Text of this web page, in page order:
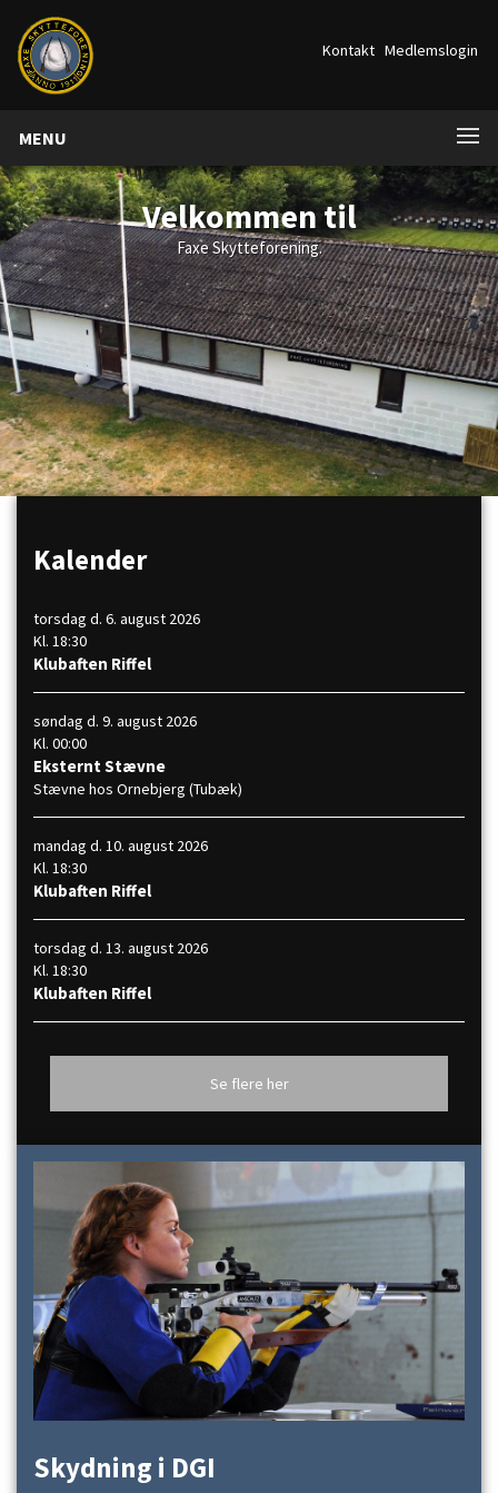
Kontakt Medlemslogin
MENU
Velkommen til
Faxe Skytteforening.
Kalender
torsdag d. 6. august 2026
Kl. 18:30
Klubaften Riffel
søndag d. 9. august 2026
Kl. 00:00
Eksternt Stævne
Stævne hos Ornebjerg (Tubæk)
mandag d. 10. august 2026
Kl. 18:30
Klubaften Riffel
torsdag d. 13. august 2026
Kl. 18:30
Klubaften Riffel
Se flere her
Skydning i DGI